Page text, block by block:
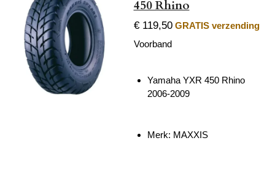
450 Rhino
€ 119,50 GRATIS verzending
Voorband
Yamaha YXR 450 Rhino
2006-2009
Merk: MAXXIS